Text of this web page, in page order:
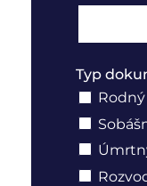
Typ